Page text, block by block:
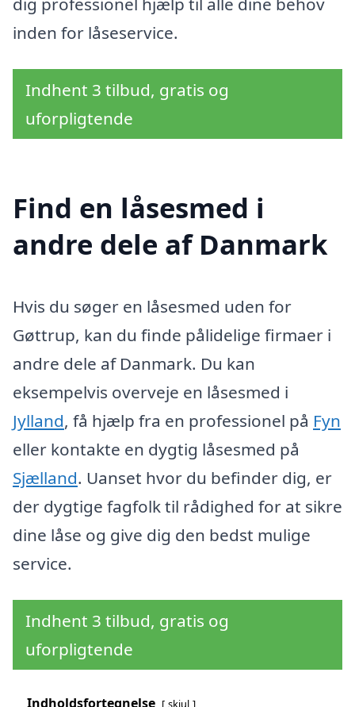
inden for låseservice.
Indhent 3 tilbud, gratis og
uforpligtende
Find en låsesmed i
andre dele af Danmark
Hvis du søger en låsesmed uden for
Gøttrup, kan du finde pålidelige firmaer i
andre dele af Danmark. Du kan
eksempelvis overveje en låsesmed i
Jylland, få hjælp fra en professionel på Fyn
eller kontakte en dygtig låsesmed på
Sjælland. Uanset hvor du befinder dig, er
der dygtige fagfolk til rådighed for at sikre
dine låse og give dig den bedst mulige
service.
Indhent 3 tilbud, gratis og
uforpligtende
Indholdsfortegnelse skjul